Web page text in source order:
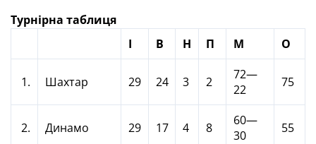
Турнірна таблиця
І
В Н П М О
1. Шахтар 29 24 3 2
72—
22
75
2. Динамо 29 17 4 8
60—
30
55